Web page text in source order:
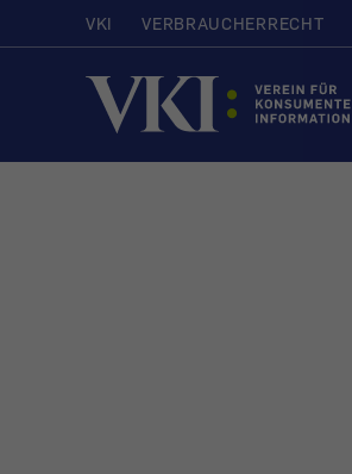
VKI VERBRAUCHERRECHT
Startseite